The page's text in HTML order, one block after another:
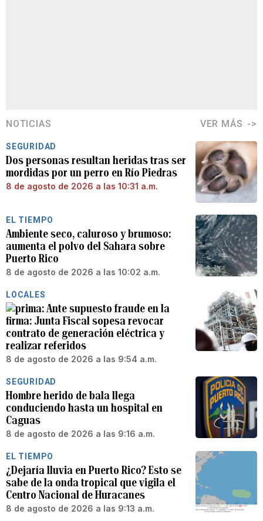
NOTICIAS VER MÁS
SEGURIDAD
Dos personas resultan heridas tras ser
mordidas por un perro en Río Piedras
8 de agosto de 2026 a las 10:31 a.m.
EL TIEMPO
Ambiente seco, caluroso y brumoso:
aumenta el polvo del Sahara sobre
Puerto Rico
8 de agosto de 2026 a las 10:02 a.m.
LOCALES
Ante supuesto fraude en la
firma: Junta Fiscal sopesa revocar
contrato de generación eléctrica y
realizar referidos
8 de agosto de 2026 a las 9:54 a.m.
SEGURIDAD
Hombre herido de bala llega
conduciendo hasta un hospital en
Caguas
8 de agosto de 2026 a las 9:16 a.m.
EL TIEMPO
¿Dejaría lluvia en Puerto Rico? Esto se
sabe de la onda tropical que vigila el
Centro Nacional de Huracanes
8 de agosto de 2026 a las 9:13 a.m.